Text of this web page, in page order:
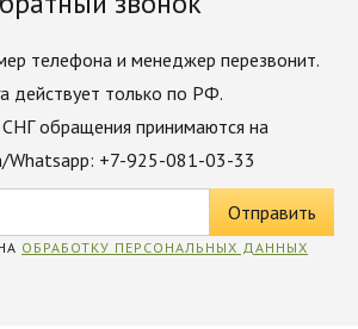
телефона и менеджер перезвонит.
действует только по РФ.
обращения принимаются на
Whatsapp: +7-925-081-03-33
ОБРАБОТКУ ПЕРСОНАЛЬНЫХ ДАННЫХ